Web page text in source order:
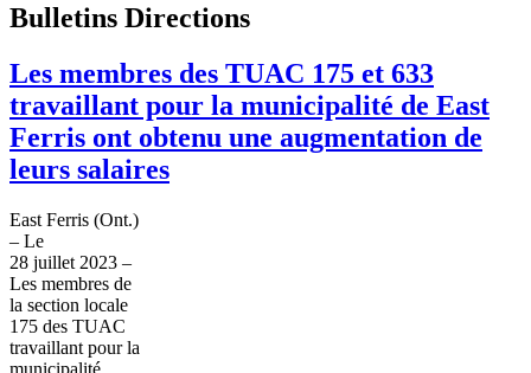
Bulletins Directions
Les membres des TUAC 175 et 633
travaillant pour la municipalité de East
Ferris ont obtenu une augmentation de
leurs salaires
East Ferris (Ont.)
– Le
28 juillet 2023 –
Les membres de
la section locale
175 des TUAC
travaillant pour la
municipalité